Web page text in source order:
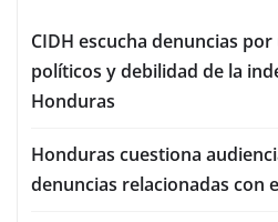
CIDH escucha denuncias
políticos y debilidad de la
Honduras
Honduras cuestiona
denuncias relacionadas con